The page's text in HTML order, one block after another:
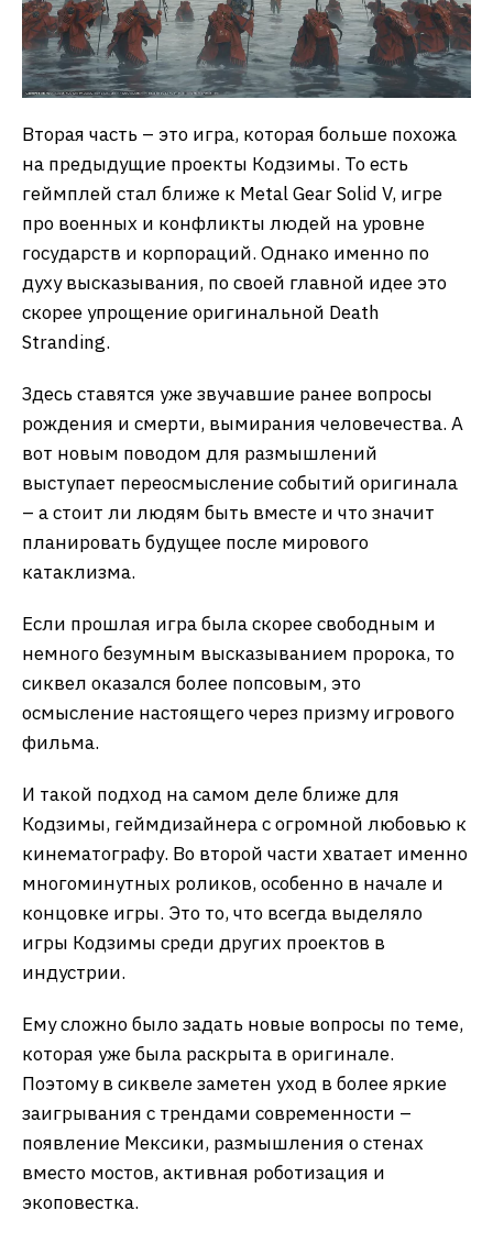
Вторая часть – это игра, которая больше похожа
на предыдущие проекты Кодзимы. То есть
геймплей стал ближе к Metal Gear Solid V, игре
про военных и конфликты людей на уровне
государств и корпораций. Однако именно по
духу высказывания, по своей главной идее это
скорее упрощение оригинальной Death
Stranding.
Здесь ставятся уже звучавшие ранее вопросы
рождения и смерти, вымирания человечества. А
вот новым поводом для размышлений
выступает переосмысление событий оригинала
– а стоит ли людям быть вместе и что значит
планировать будущее после мирового
катаклизма.
Если прошлая игра была скорее свободным и
немного безумным высказыванием пророка, то
сиквел оказался более попсовым, это
осмысление настоящего через призму игрового
фильма.
И такой подход на самом деле ближе для
Кодзимы, геймдизайнера с огромной любовью к
кинематографу. Во второй части хватает именно
многоминутных роликов, особенно в начале и
концовке игры. Это то, что всегда выделяло
игры Кодзимы среди других проектов в
индустрии.
Ему сложно было задать новые вопросы по теме,
которая уже была раскрыта в оригинале.
Поэтому в сиквеле заметен уход в более яркие
заигрывания с трендами современности –
появление Мексики, размышления о стенах
вместо мостов, активная роботизация и
экоповестка.